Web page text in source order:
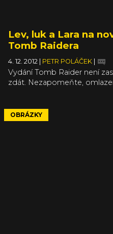
Lev, luk a Lara na
Tomb Raidera
4. 12. 2012 PETR POLÁČEK
Vydání Tomb Raider není
zdát. Nezapomeňte,
a obecně materiálů, které
to jsou či budou spoilery.
OBRÁZKY